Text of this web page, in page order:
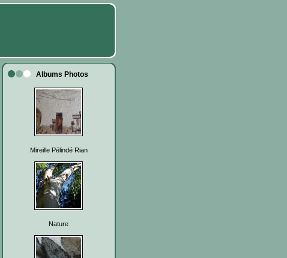
Albums Photos
Mireille Pélindé Rian
Nature